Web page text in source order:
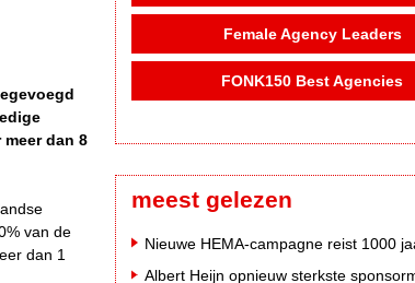
dan 8
van de
dan 1
Female Agency Leaders
FONK150 Best Agencies
meest gelezen